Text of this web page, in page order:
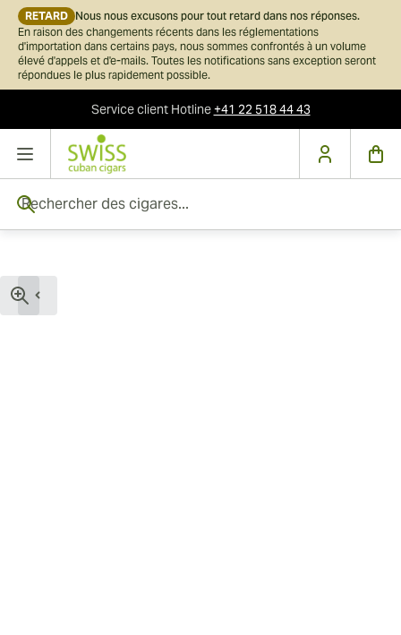
RETARD Nous nous excusons pour tout retard dans nos réponses.
En raison des changements récents dans les réglementations
d'importation dans certains pays, nous sommes confrontés à un volume
élevé d'appels et d'e-mails. Toutes les notifications sans exception seront
répondues le plus rapidement possible.
Service clientHotline+41 22 518 44 43
Skip to Content